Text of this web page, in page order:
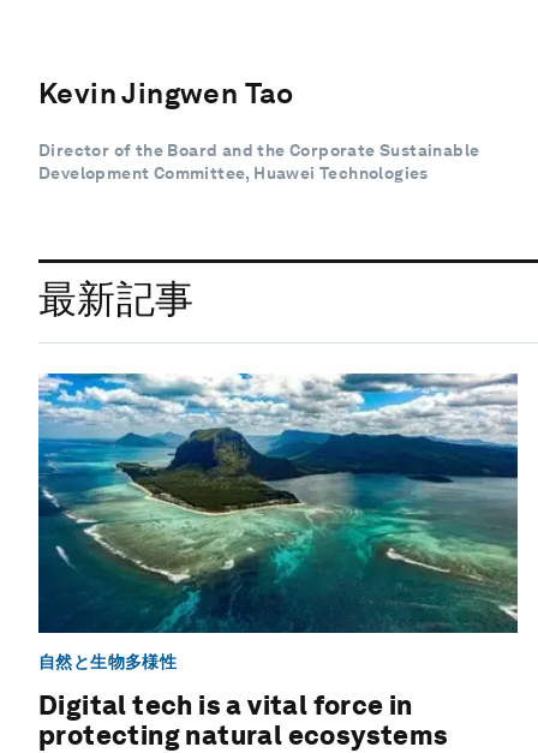
Kevin Jingwen Tao
Director of the Board and the Corporate Sustainable
Development Committee, Huawei Technologies
最新記事
自然と生物多様性
Digital tech is a vital force in
protecting natural ecosystems